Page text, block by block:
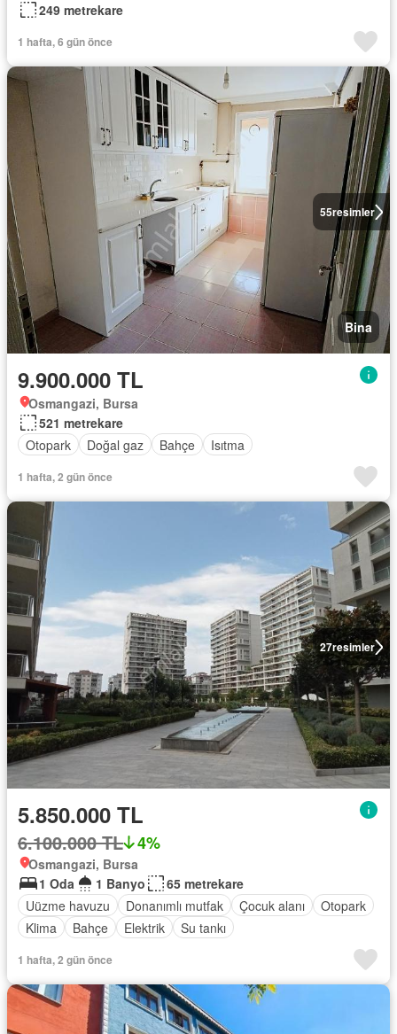
249 metrekare
1 hafta, 6 gün önce
55resimler
Bina
9.900.000 TL
Osmangazi, Bursa
521 metrekare
Otopark
Doğal gaz Bahçe Isıtma
1 hafta, 2 gün önce
27resimler
5.850.000 TL
6.100.000 TL 4%
Osmangazi, Bursa
1 Oda
1 Banyo
65 metrekare
Uüzme havuzu
Donanımlı mutfak Çocuk alanı
Otopark
Klima
Bahçe Elektrik Su tankı
1 hafta, 2 gün önce